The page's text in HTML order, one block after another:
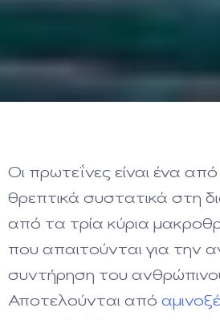
Οι πρωτεΐνες είναι ένα
θρεπτικά συστατικά στη
από τα τρία κύρια
που απαιτούνται για την
συντήρηση του
Αποτελούνται από